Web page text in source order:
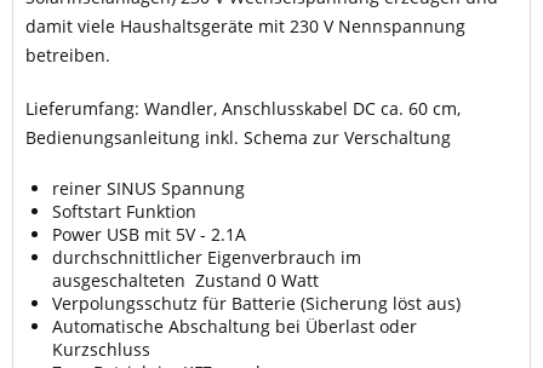
damit viele Haushaltsgeräte mit 230 V Nennspannung
betreiben.
Lieferumfang: Wandler, Anschlusskabel DC ca. 60 cm,
Bedienungsanleitung inkl. Schema zur Verschaltung
reiner SINUS Spannung
Softstart Funktion
Power USB mit 5V - 2.1A
durchschnittlicher Eigenverbrauch im
ausgeschalteten Zustand 0 Watt
Verpolungsschutz für Batterie (Sicherung löst aus)
Automatische Abschaltung bei Überlast oder
Kurzschluss